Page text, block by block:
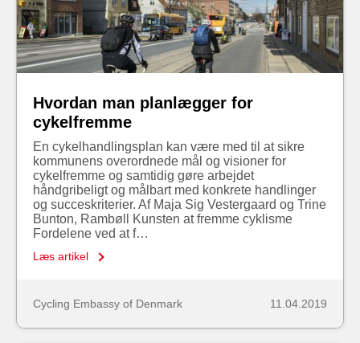
Hvordan man planlægger for
cykelfremme
En cykelhandlingsplan kan være med til at sikre
kommunens overordnede mål og visioner for
cykelfremme og samtidig gøre arbejdet
håndgribeligt og målbart med konkrete handlinger
og succeskriterier. Af Maja Sig Vestergaard og Trine
Bunton, Rambøll Kunsten at fremme cyklisme
Fordelene ved at f…
Læs artikel
Cycling Embassy of Denmark 11.04.2019